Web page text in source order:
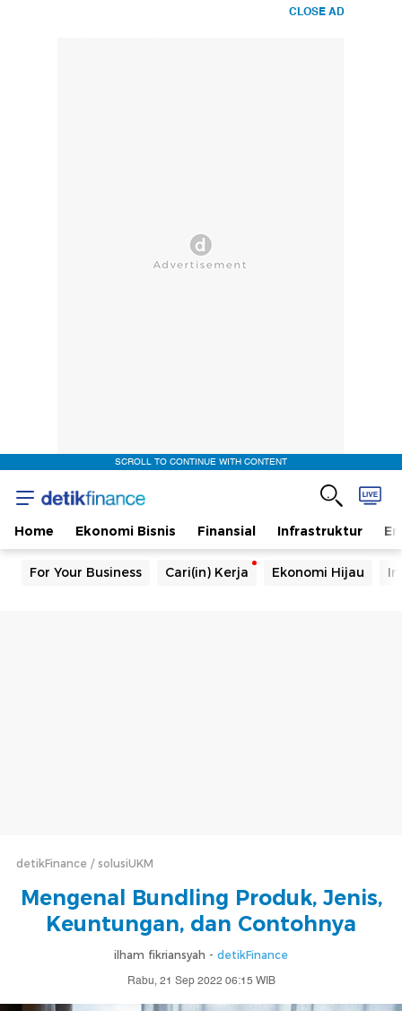
CLOSE AD
SCROLL TO CONTINUE WITH CONTENT
Home Ekonomi Bisnis Finansial Infrastruktur
For Your Business Cari(in) Kerja Ekonomi Hijau
detikFinance solusiUKM
Mengenal Bundling Produk, Jenis,
Keuntungan, dan Contohnya
ilham fikriansyah - detikFinance
Rabu, 21 Sep 2022 06:15 WIB